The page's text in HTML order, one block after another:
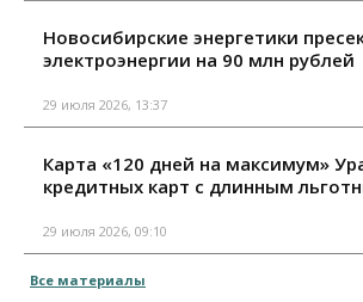
Новосибирские энергетики
электроэнергии на 90 млн рублей
29 июля 2026, 13:37
Карта «120 дней на максимум»
кредитных карт с длинным
29 июля 2026, 09:10
Все материалы